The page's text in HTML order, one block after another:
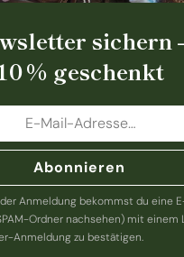
sichern
% geschenkt
Abonnieren
der Anmeldung bekommst du eine
Ordner nachsehen) mit einem
Anmeldung zu bestätigen.